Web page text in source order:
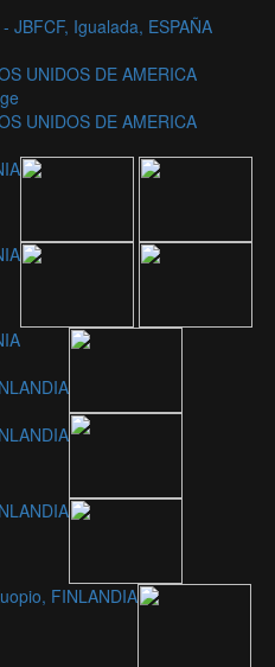
JBFCF, Igualada, ESPAÑA
UNIDOS DE AMERICA
UNIDOS DE AMERICA
FINLANDIA